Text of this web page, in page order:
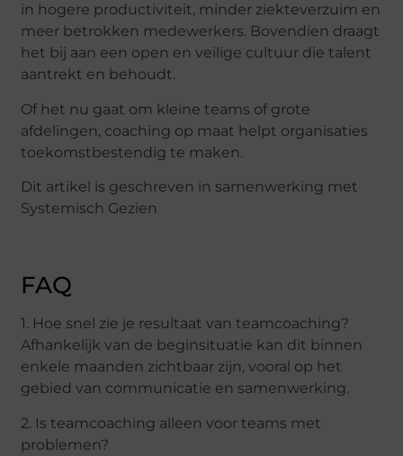
in hogere productiviteit, minder ziekteverzuim en
meer betrokken medewerkers. Bovendien draagt
het bij aan een open en veilige cultuur die talent
aantrekt en behoudt.
Of het nu gaat om kleine teams of grote
afdelingen, coaching op maat helpt organisaties
toekomstbestendig te maken.
Dit artikel is geschreven in samenwerking met
Systemisch Gezien
FAQ
1. Hoe snel zie je resultaat van teamcoaching?
Afhankelijk van de beginsituatie kan dit binnen
enkele maanden zichtbaar zijn, vooral op het
gebied van communicatie en samenwerking.
2. Is teamcoaching alleen voor teams met
problemen?